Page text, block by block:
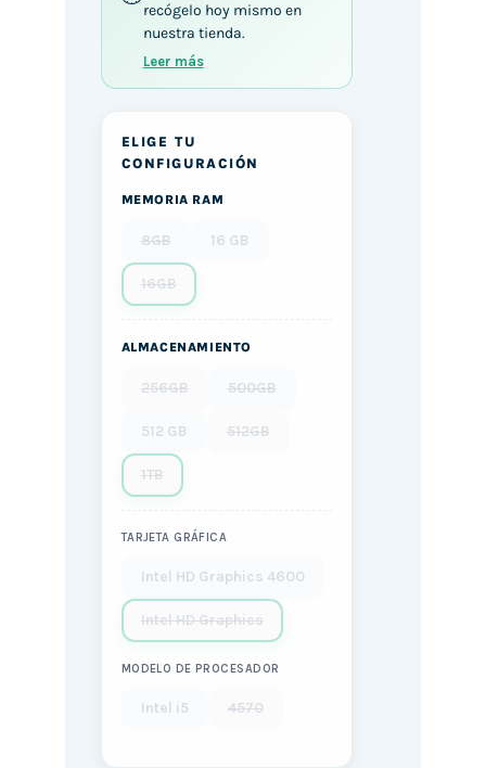
recógelo hoy mismo en
nuestra tienda.
Leer más
ELIGE TU
CONFIGURACIÓN
MEMORIA RAM
8GB 16 GB
16GB
ALMACENAMIENTO
256GB 500GB
512 GB 512GB
1TB
TARJETA GRÁFICA
Intel HD Graphics 4600
Intel HD Graphics
MODELO DE PROCESADOR
Intel i5 4570